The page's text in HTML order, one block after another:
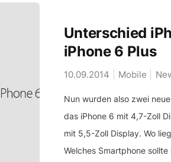
Unterschied
iPhone 6 Plus
10.09.2014 Mobile
Nun wurden also zwei
das iPhone 6 mit 4,7-Zoll
mit 5,5-Zoll Display. Wo
Welches Smartphone sollte